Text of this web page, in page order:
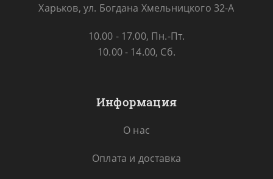
Харьков, ул. Богдана Хмельницкого 32-А
10.00 - 17.00, Пн.-Пт.
10.00 - 14.00, Сб.
Информация
О нас
Оплата и доставка